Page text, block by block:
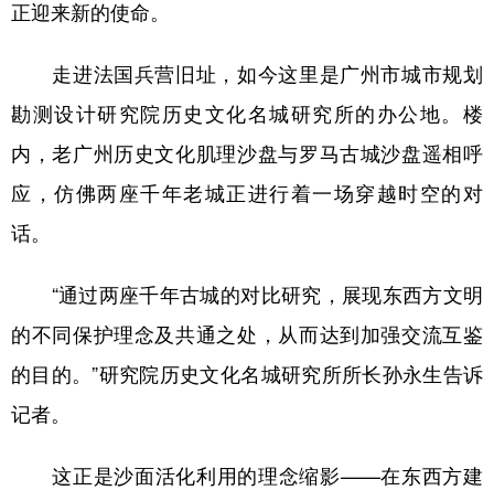
正迎来新的使命。
走进法国兵营旧址，如今这里是广州市城市规划
勘测设计研究院历史文化名城研究所的办公地。楼
内，老广州历史文化肌理沙盘与罗马古城沙盘遥相呼
应，仿佛两座千年老城正进行着一场穿越时空的对
话。
“通过两座千年古城的对比研究，展现东西方文明
的不同保护理念及共通之处，从而达到加强交流互鉴
的目的。”研究院历史文化名城研究所所长孙永生告诉
记者。
这正是沙面活化利用的理念缩影——在东西方建